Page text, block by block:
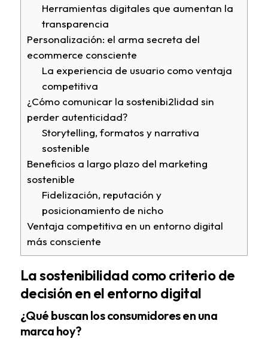
Herramientas digitales que aumentan la
transparencia
Personalización: el arma secreta del
ecommerce consciente
La experiencia de usuario como ventaja
competitiva
¿Cómo comunicar la sostenibi2lidad sin
perder autenticidad?
Storytelling, formatos y narrativa
sostenible
Beneficios a largo plazo del marketing
sostenible
Fidelización, reputación y
posicionamiento de nicho
Ventaja competitiva en un entorno digital
más consciente
La sostenibilidad como criterio de
decisión en el entorno digital
¿Qué buscan los consumidores en una
marca hoy?